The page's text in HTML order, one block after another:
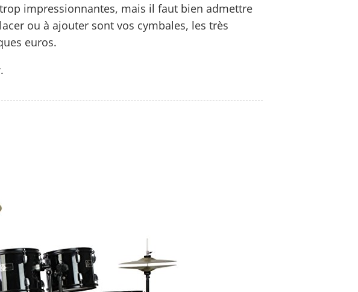
impressionnantes, mais il faut bien admettre
ou à ajouter sont vos cymbales, les très
euros.
.